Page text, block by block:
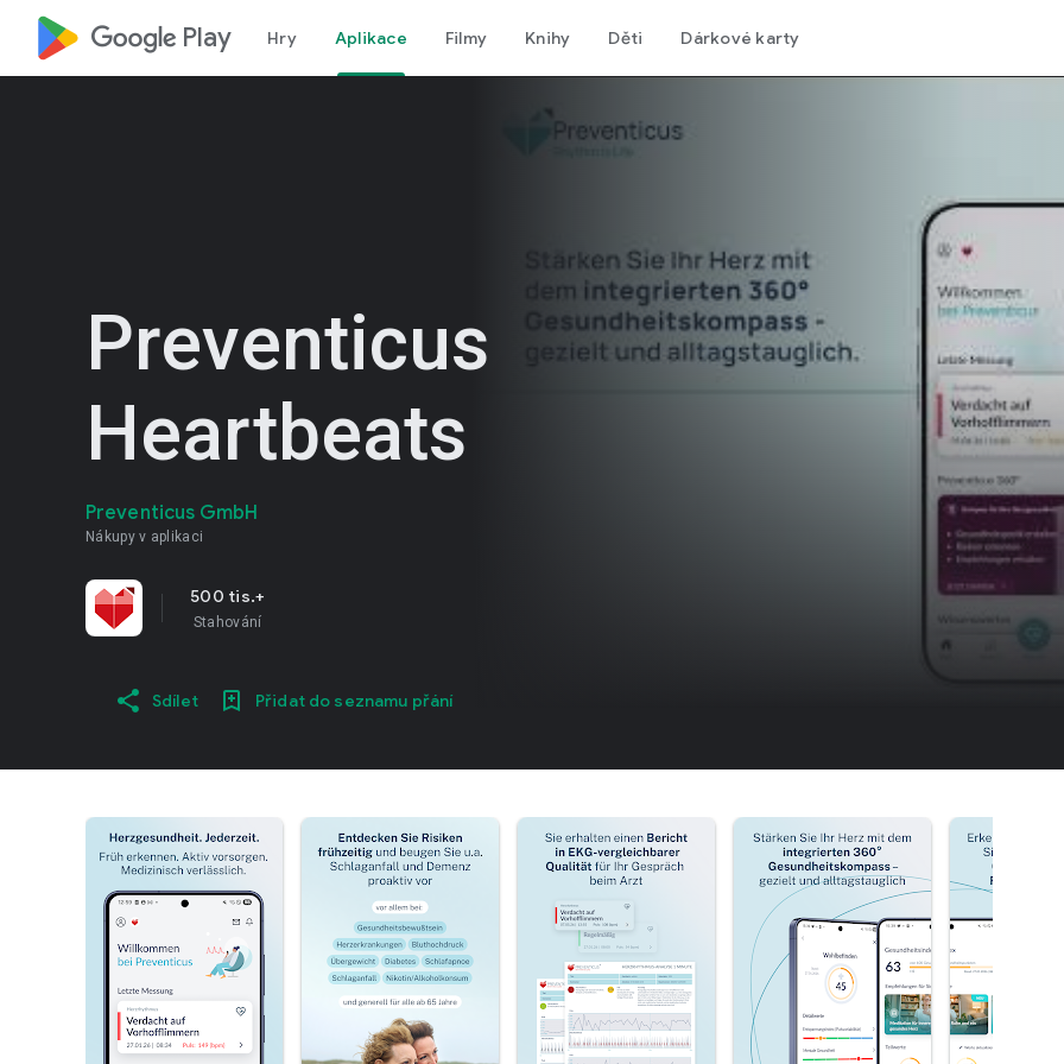
google_logo Play Hry Aplikace Filmy Knihy Děti Dárkové karty
Preventicus
Heartbeats
Preventicus GmbH
Nákupy v aplikaci
500 tis.+
Stahování
Sdílet Přidat do seznamu přání